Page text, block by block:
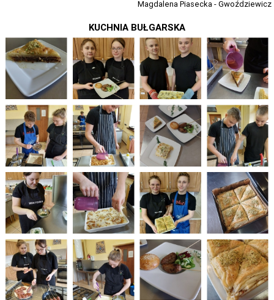
PLAN IMPREZ I UROCZYSTOŚCI SZKOLNYCH 2025-2026
SZKOLNE PLANY NAUCZANIA 2025/2026
REGULAMINY SZKOŁY
PROGRAM PRACY SZKOŁY 2025-2026
STANDARDY OCHRONY MAŁOLETNICH ZS GORZÓW ŚL.
RAPORT O STANIE ZAPEWNIENIA DOSTĘPNOŚCI PODMIOTU
PUBLICZNEGO
PLANU LEKCJI OD 16.03.2026
WYKAZ PODRĘCZNIKÓW DLA I, II, III, IV, V KLASY 2025/2026
DZIENNIK ELEKTRONICZNY
PROCEDURY NAUKI ZDALNEJ
BIBLIOTEKA SZKOLNA - GODZINY OTWARCIA
ZDJĘCIA GRUPOWE 2022 - 2023
Magdalena Piasecka - Gwoździewicz
KUCHNIA BUŁGARSKA